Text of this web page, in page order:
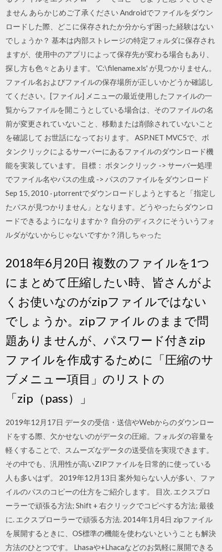
ません あらかじめご了承ください Androidでファイルをダウン
ロードした際、どこに保存されたか分からず困った経験はない
でしょうか？ 基本は内部ストレージの特定フォルダに保存され
ますが、使用中のアプリによって保存先が変わる場合もあり、
探し方も色々とあります。 'C:\filename.xls' が見つかりません。
ファイル名およびファイルの保存場所が正しいかどうか確認し
てください。[ファイル] メニューの最近使用したファイルの一
覧からファイルを開こうとしている場合は、そのファイルの名
前が変更されていないこと、移動または削除されていないこと
を確認して お世話になっております。 ASP.NET MVC5で、ボ
タンクリックによるサーバーにあるファイルのダウンロード機
能を実装しています。 目標： ボタンクリック -> サーバー処理
でファイル名やパスの生成 -> パスのファイルをダウンロード
Sep 15, 2010 · μtorrentでダウンロードしようとすると「指定し
たパスが見つかりません」となります。どうやったらダウンロ
ードできるようになりますか？ 自分のディスクにそういうフォ
ルダがないからじゃないですか？消しちゃった
2018年6月20日 複数のファイルを1つ
にまとめて圧縮したい時、皆さんがよ
くお使いなのがzipファイルではない
でしょうか。zipファイル のままで問
題ありませんが、パスワード付きzip
ファイルを作成するために「圧縮のサ
ブメニュー項目」のリストの
「zip（pass）」
2019年12月17日 データの受信・送信やWebからのダウンロー
ドをする際、欠かせないのがデータの圧縮。フォルダの容量を
軽くすることで、スムーズなデータの送受信を実現できます。
その中でも、汎用性が高いZIPファイルを日常的に使っている
人も多いはず。 2019年12月13日 案外知らない人が多い、ファ
イルのパスのコピーの仕方をご紹介します。 目次. エクスプロ
ーラーで頑張る方法; Shift + 右クリックでコピペする方法; 最後
に. エクスプローラーで頑張る方法. 2014年1月4日 zipファイル
を展開するときに、OS標準の機能を使わないということも解決
方法のひとつです。 Lhasaや+Lhacaなどのお気軽に展開できる